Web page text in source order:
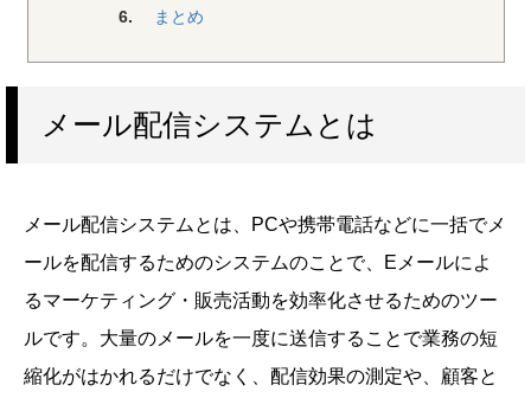
6. まとめ
メール配信システムとは
メール配信システムとは、PCや携帯電話などに一括でメ
ールを配信するためのシステムのことで、Eメールによ
るマーケティング・販売活動を効率化させるためのツー
ルです。大量のメールを一度に送信することで業務の短
縮化がはかれるだけでなく、配信効果の測定や、顧客と